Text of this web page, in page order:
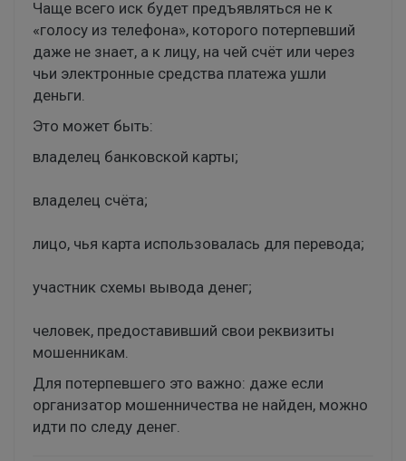
Чаще всего иск будет предъявляться не к
«голосу из телефона», которого потерпевший
даже не знает, а к лицу, на чей счёт или через
чьи электронные средства платежа ушли
деньги.
Это может быть:
владелец банковской карты;
владелец счёта;
лицо, чья карта использовалась для перевода;
участник схемы вывода денег;
человек, предоставивший свои реквизиты
мошенникам.
Для потерпевшего это важно: даже если
организатор мошенничества не найден, можно
идти по следу денег.